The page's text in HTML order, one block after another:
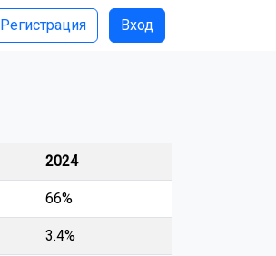
Регистрация Вход
2024
66%
3.4%